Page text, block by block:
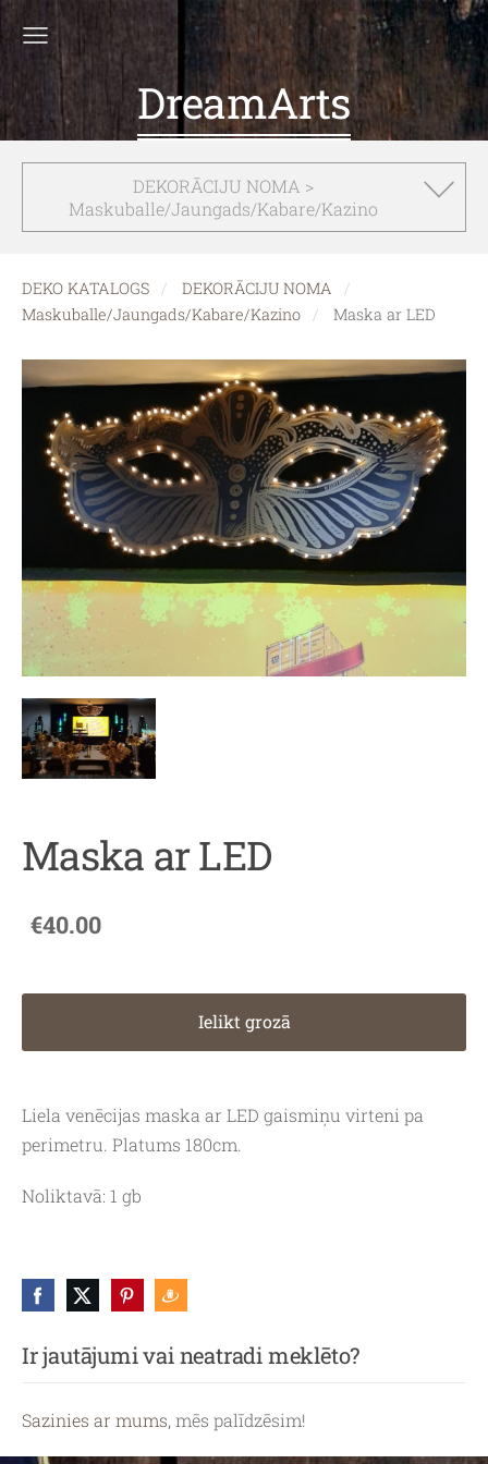
DreamArts
DEKORĀCIJU NOMA >
Maskuballe/Jaungads/Kabare/Kazino
Ir jautājumi vai neatradi meklēto?
Sazinies ar mums, mēs palīdzēsim!
DEKO KATALOGS
DEKORĀCIJU NOMA
Maskuballe/Jaungads/Kabare/Kazino
Maska ar LED
Maska ar LED
€40.00
Ielikt grozā
Liela venēcijas maska ar LED gaismiņu virteni pa
perimetru. Platums 180cm.
Noliktavā: 1 gb